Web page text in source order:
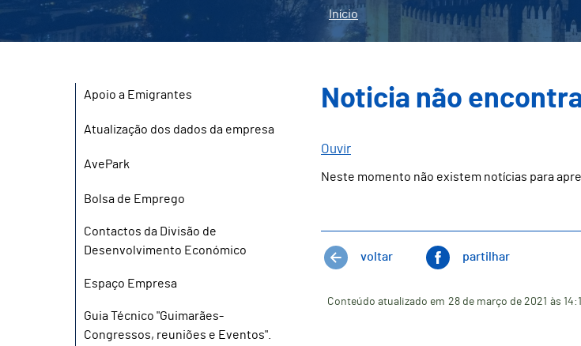
Início
Apoio a Emigrantes
Atualização dos dados da empresa
AvePark
Bolsa de Emprego
Contactos da Divisão de
Desenvolvimento Económico
Espaço Empresa
Guia Técnico "Guimarães-
Congressos, reuniões e Eventos".
Noticia não
Ouvir
Neste momento não existem notícias para
voltar partilhar
Conteúdo atualizado em 28 de março de 2021 às